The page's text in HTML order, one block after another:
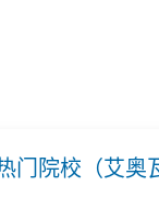
门院校（艾奥